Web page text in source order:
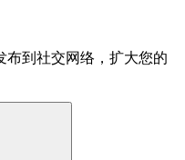
布到社交网络，扩大您的